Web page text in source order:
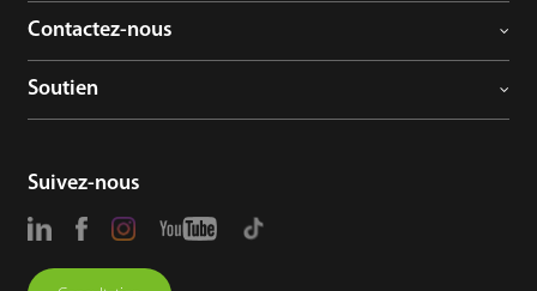
Contactez-nous
Soutien
Suivez-nous